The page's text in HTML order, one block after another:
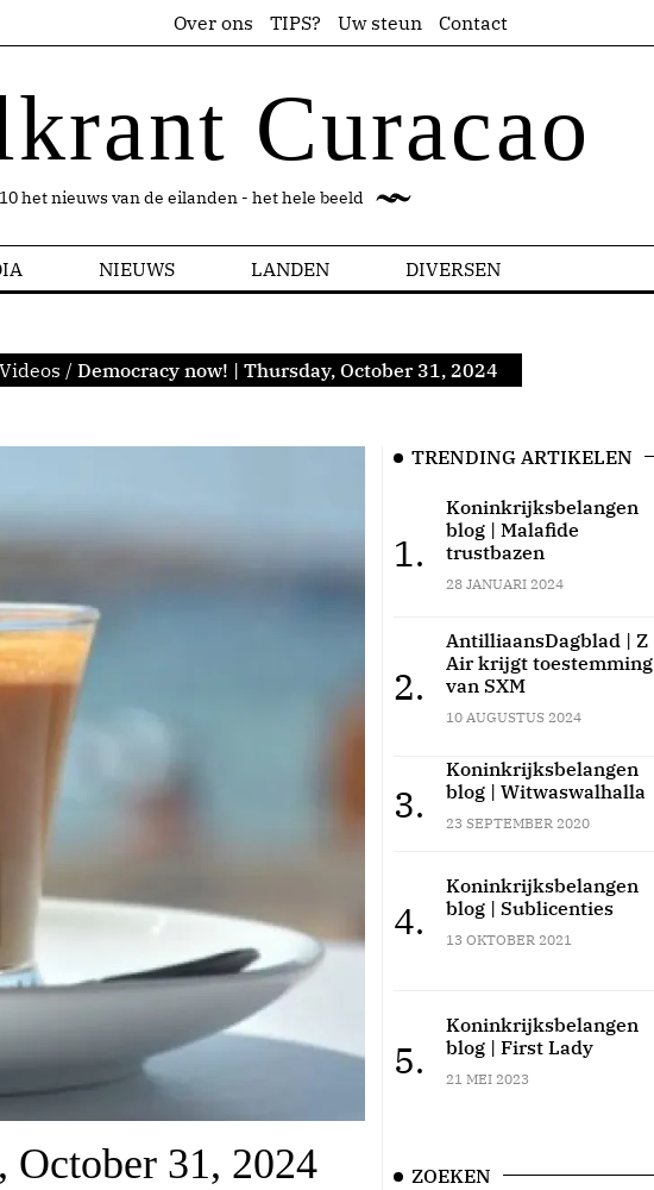
Over ons TIPS? Uw steun Contact
Curacao
het nieuws van de eilanden - het hele beeld
NIEUWS LANDEN DIVERSEN
Videos / Democracy now! | Thursday, October 31, 2024
October 31, 2024
TRENDING ARTIKELEN
1.
Koninkrijksbelangen
blog | Malafide
trustbazen
28 JANUARI 2024
2.
AntilliaansDagblad | Z
Air krijgt toestemming
van SXM
10 AUGUSTUS 2024
3.
Koninkrijksbelangen
blog | Witwaswalhalla
23 SEPTEMBER 2020
4.
Koninkrijksbelangen
blog | Sublicenties
13 OKTOBER 2021
5.
Koninkrijksbelangen
blog | First Lady
21 MEI 2023
ZOEKEN